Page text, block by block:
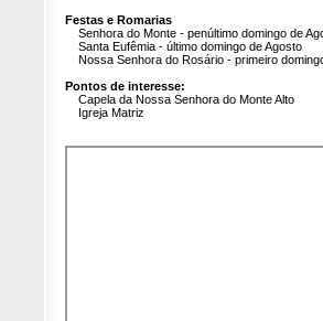
Festas e Romarias
Senhora do Monte - penúltimo domingo de
Santa Eufêmia - último domingo de Agosto
Nossa Senhora do Rosário - primeiro
Pontos de interesse:
Capela da Nossa Senhora do Monte Alto
Igreja Matriz